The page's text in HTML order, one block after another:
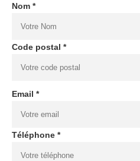
Nom *
Code postal *
Email *
Téléphone *